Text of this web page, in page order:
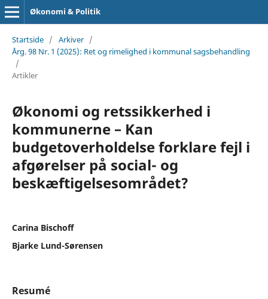
Økonomi & Politik
Startside / Arkiver /
Årg. 98 Nr. 1 (2025): Ret og rimelighed i kommunal sagsbehandling
/
Artikler
Økonomi og retssikkerhed i
kommunerne – Kan
budgetoverholdelse forklare fejl i
afgørelser på social- og
beskæftigelsesområdet?
Carina Bischoff
Bjarke Lund-Sørensen
Resumé